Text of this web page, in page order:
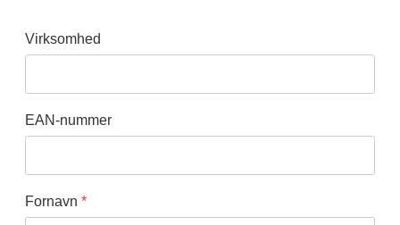
Virksomhed
EAN-nummer
Fornavn *